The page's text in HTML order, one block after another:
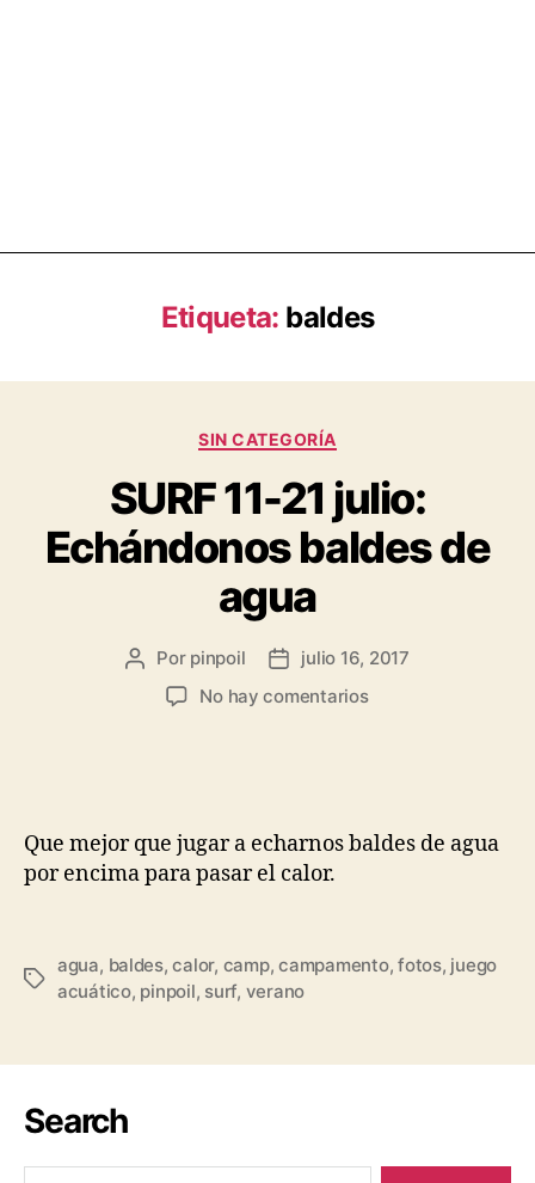
Etiqueta: baldes
SIN CATEGORÍA
SURF 11-21 julio:
Echándonos baldes de
agua
Por pinpoil
julio 16, 2017
No hay comentarios
Que mejor que jugar a echarnos baldes de agua
por encima para pasar el calor.
agua, baldes,calor, camp,campamento,fotos, juego
acuático, pinpoil, surf, verano
Search